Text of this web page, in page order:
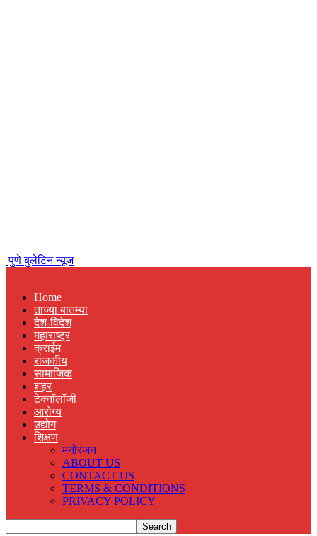
पुणे बुलेटिन न्यूज
Home
ताज्या बातम्या
देश-विदेश
महाराष्ट्र
क्राईम
राजकीय
सामाजिक
शहर
टेक्नॉलॉजी
आरोग्य
उद्योग
शिक्षण
मनोरंजन
ABOUT US
CONTACT US
TERMS & CONDITIONS
PRIVACY POLICY